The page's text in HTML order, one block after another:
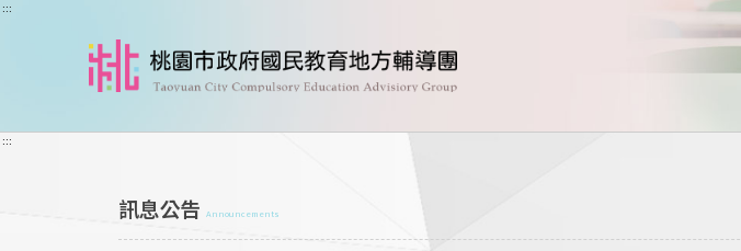
跳到主要內容
:::
:::
訊息公告 Announcements